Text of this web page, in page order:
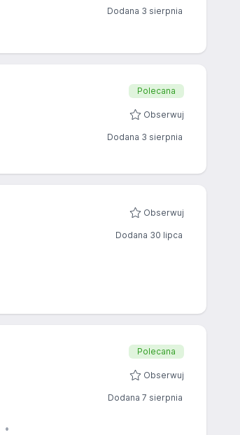
Dodana 3 sierpnia
Polecana
Obserwuj
Dodana 3 sierpnia
Obserwuj
Dodana 30 lipca
Polecana
Obserwuj
Dodana 7 sierpnia